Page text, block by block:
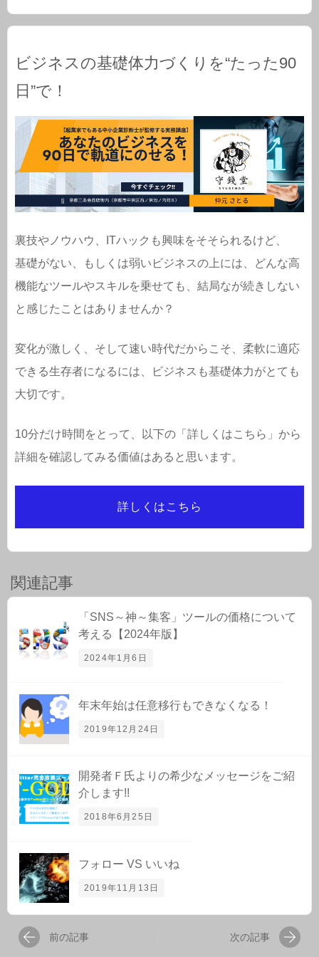
ビジネスの基礎体力づくりを“たった90
日”で！
裏技やノウハウ、ITハックも興味をそそられるけど、
基礎がない、もしくは弱いビジネスの上には、どんな高
機能なツールやスキルを乗せても、結局なが続きしない
と感じたことはありませんか？
変化が激しく、そして速い時代だからこそ、柔軟に適応
できる生存者になるには、ビジネスも基礎体力がとても
大切です。
10分だけ時間をとって、以下の「詳しくはこちら」から
詳細を確認してみる価値はあると思います。
詳しくはこちら
関連記事
「SNS～神～集客」ツールの価格について
考える【2024年版】
2024年1月6日
年末年始は任意移行もできなくなる！
2019年12月24日
開発者Ｆ氏よりの希少なメッセージをご紹
介します!!
2018年6月25日
フォロー VS いいね
2019年11月13日
前の記事 次の記事